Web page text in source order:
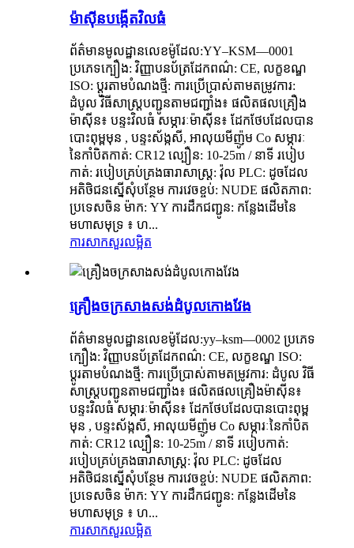
ម៉ាស៊ីនបង្កើតវិលធំ
ព័ត៌មានមូលដ្ឋានលេខម៉ូដែល:YY–KSM—0001
ប្រភេទក្បឿង: វិញ្ញាបនប័ត្រដែកពណ៌: CE, លក្ខខណ្ឌ
ISO: ប្ដូរតាមបំណងថ្មី: ការប្រើប្រាស់តាមតម្រូវការ:
ដំបូល វិធីសាស្ត្របញ្ជូនតាមជញ្ជាំង៖ ផលិតផលគ្រឿង
ម៉ាស៊ីន៖ បន្ទះវិលធំ សម្ភារៈម៉ាស៊ីន៖ ដែកថែបដែលបាន
បោះពុម្ពមុន , បន្ទះស័ង្កសី, អាលុយមីញ៉ូម Co សម្ភារៈ
នៃកាំបិតកាត់: CR12 ល្បឿន: 10-25m / នាទី របៀប
កាត់: របៀបគ្រប់គ្រងធារាសាស្ត្រ: វ៉ុល PLC: ដូចដែល
អតិថិជនស្នើសុំបន្ថែម ការវេចខ្ចប់: NUDE ផលិតភាព:
ប្រទេសចិន ម៉ាក: YY ការដឹកជញ្ជូន: កន្លែងដើមនៃ
មហាសមុទ្រ ៖ ហ...
ការសាកសួរលម្អិត
គ្រឿងចក្រសាងសង់ដំបូលកោងវែង
ព័ត៌មានមូលដ្ឋានលេខម៉ូដែល:yy–ksm—0002 ប្រភេទ
ក្បឿង: វិញ្ញាបនប័ត្រដែកពណ៌: CE, លក្ខខណ្ឌ ISO:
ប្ដូរតាមបំណងថ្មី: ការប្រើប្រាស់តាមតម្រូវការ: ដំបូល វិធី
សាស្ត្របញ្ជូនតាមជញ្ជាំង៖ ផលិតផលគ្រឿងម៉ាស៊ីន៖
បន្ទះវិលធំ សម្ភារៈម៉ាស៊ីន៖ ដែកថែបដែលបានបោះពុម្ព
មុន , បន្ទះស័ង្កសី, អាលុយមីញ៉ូម Co សម្ភារៈនៃកាំបិត
កាត់: CR12 ល្បឿន: 10-25m / នាទី របៀបកាត់:
របៀបគ្រប់គ្រងធារាសាស្ត្រ: វ៉ុល PLC: ដូចដែល
អតិថិជនស្នើសុំបន្ថែម ការវេចខ្ចប់: NUDE ផលិតភាព:
ប្រទេសចិន ម៉ាក: YY ការដឹកជញ្ជូន: កន្លែងដើមនៃ
មហាសមុទ្រ ៖ ហ...
ការសាកសួរលម្អិត